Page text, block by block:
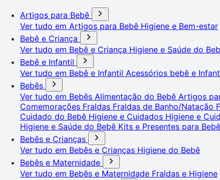
Artigos para Bebê
Ver tudo em Artigos para Bebê Higiene e Bem-estar
Bebê e Criança
Ver tudo em Bebê e Criança Higiene e Saúde do
Bebê e Infantil
Ver tudo em Bebê e Infantil Acessórios bebê e
Bebês
Ver tudo em Bebês Alimentação do Bebê Artigos
Comemorações Fraldas Fraldas de Banho/Natação
Cuidado do Bebê Higiene e Cuidados Higiene e
Higiene e Saúde do Bebê Kits e Presentes para
Bebês e Crianças
Ver tudo em Bebês e Crianças Higiene do Bebê
Bebês e Maternidade
Ver tudo em Bebês e Maternidade Fraldas e Higiene